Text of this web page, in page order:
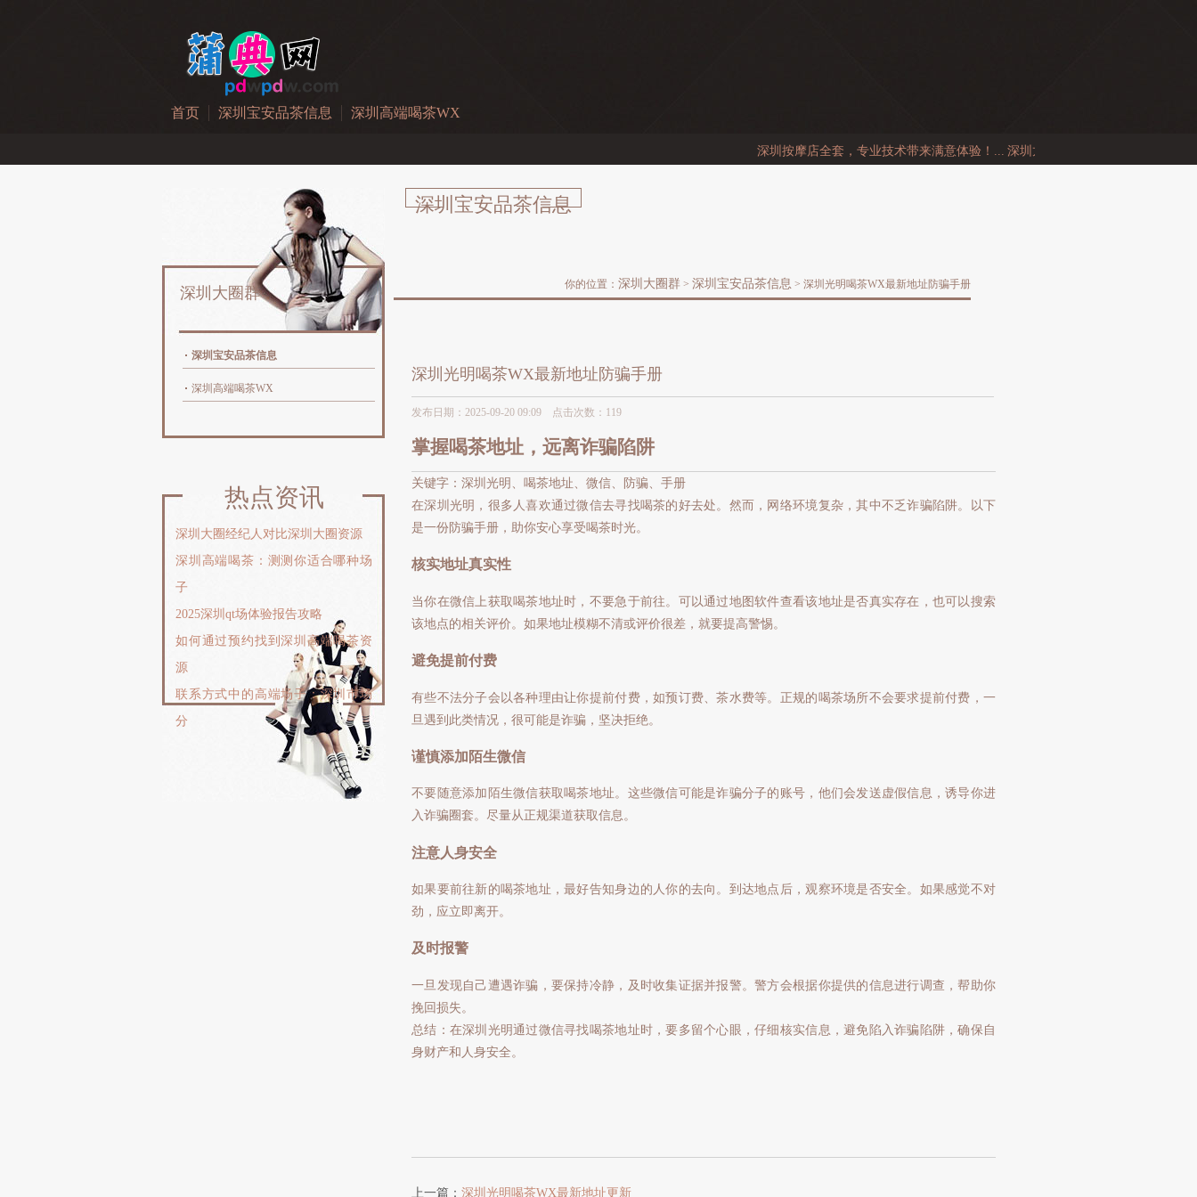
首页 深圳宝安品茶信息 深圳高端喝茶WX
深圳按摩店全套，专业技术带来满意体验！... 深圳龙岗喝茶微信反克隆链...
深圳大圈群
深圳宝安品茶信息
深圳高端喝茶WX
热点资讯
‌深圳大圈经纪人对比深圳大圈资源
深圳高端喝茶：测测你适合哪种场
子
2025深圳qt场体验报告攻略
如何通过预约找到深圳高端喝茶资
源
联系方式中的高端场子：深圳市场
分
深圳宝安品茶信息
你的位置： 深圳大圈群 > 深圳宝安品茶信息 > 深圳光明喝茶WX最新地址防骗手册
深圳光明喝茶WX最新地址防骗手册
发布日期：2025-09-20 09:09 点击次数：119
掌握喝茶地址，远离诈骗陷阱
关键字：深圳光明、喝茶地址、微信、防骗、手册
在深圳光明，很多人喜欢通过微信去寻找喝茶的好去处。然而，网络环境复杂，其中不乏诈骗陷阱。以下
是一份防骗手册，助你安心享受喝茶时光。
核实地址真实性
当你在微信上获取喝茶地址时，不要急于前往。可以通过地图软件查看该地址是否真实存在，也可以搜索
该地点的相关评价。如果地址模糊不清或评价很差，就要提高警惕。
避免提前付费
有些不法分子会以各种理由让你提前付费，如预订费、茶水费等。正规的喝茶场所不会要求提前付费，一
旦遇到此类情况，很可能是诈骗，坚决拒绝。
谨慎添加陌生微信
不要随意添加陌生微信获取喝茶地址。这些微信可能是诈骗分子的账号，他们会发送虚假信息，诱导你进
入诈骗圈套。尽量从正规渠道获取信息。
注意人身安全
如果要前往新的喝茶地址，最好告知身边的人你的去向。到达地点后，观察环境是否安全。如果感觉不对
劲，应立即离开。
及时报警
一旦发现自己遭遇诈骗，要保持冷静，及时收集证据并报警。警方会根据你提供的信息进行调查，帮助你
挽回损失。
总结：在深圳光明通过微信寻找喝茶地址时，要多留个心眼，仔细核实信息，避免陷入诈骗陷阱，确保自
身财产和人身安全。
上一篇： 深圳光明喝茶WX最新地址更新